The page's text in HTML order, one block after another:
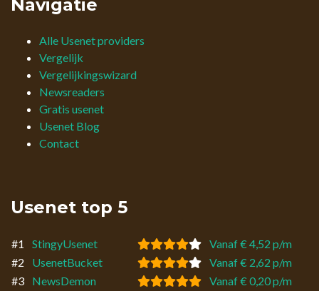
Navigatie
Alle Usenet providers
Vergelijk
Vergelijkingswizard
Newsreaders
Gratis usenet
Usenet Blog
Contact
Usenet top 5
#1 StingyUsenet
Vanaf € 4,52 p/m
#2
UsenetBucket
Vanaf € 2,62 p/m
#3
NewsDemon
Vanaf € 0,20 p/m